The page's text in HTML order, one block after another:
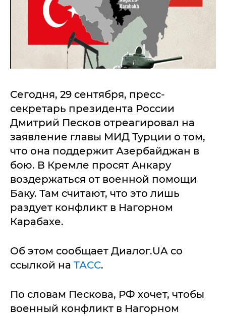
Сегодня, 29 сентября, пресс-
секретарь президента России
Дмитрий Песков отреагировал на
заявление главы МИД Турции о том,
что она поддержит Азербайджан в
бою. В Кремле просят Анкару
воздержаться от военной помощи
Баку. Там считают, что это лишь
раздует конфликт в Нагорном
Карабахе.
Об этом сообщает Диалог.UA со
ссылкой на ТАСС.
По словам Пескова, РФ хочет, чтобы
военный конфликт в Нагорном